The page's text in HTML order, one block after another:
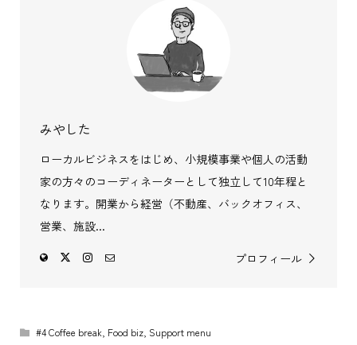
みやした
ローカルビジネスをはじめ、小規模事業や個人の活動
家の方々のコーディネーターとして独立して10年程と
なります。開業から経営（不動産、バックオフィス、
営業、施設...
プロフィール
#4 Coffee break, Food biz, Support menu